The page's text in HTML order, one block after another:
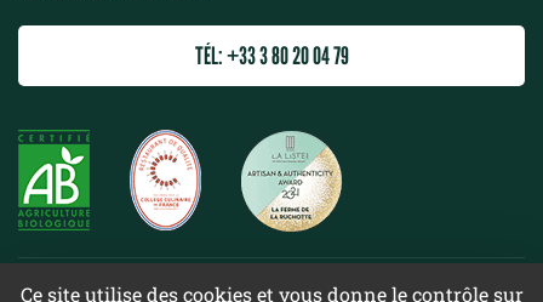
Ce site utilise des cookies et vous donne le contrôle sur
TÉL: +33 3 80 20 04 79
©2022 La ferme de la Ruchotte